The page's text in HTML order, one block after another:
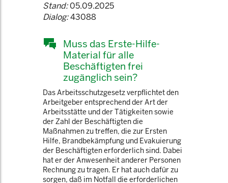
Stand:05.09.2025
Dialog:43088
Muss das Erste-Hilfe-
Material für alle
Beschäftigten frei
zugänglich sein?
Das Arbeitsschutzgesetz verpflichtet den
Arbeitgeber entsprechend der Art der
Arbeitsstätte und der Tätigkeiten sowie
der Zahl der Beschäftigten die
Maßnahmen zu treffen, die zur Ersten
Hilfe, Brandbekämpfung und Evakuierung
der Beschäftigten erforderlich sind. Dabei
hat er der Anwesenheit anderer Personen
Rechnung zu tragen. Er hat auch dafür zu
sorgen, daß im Notfall die erforderlichen